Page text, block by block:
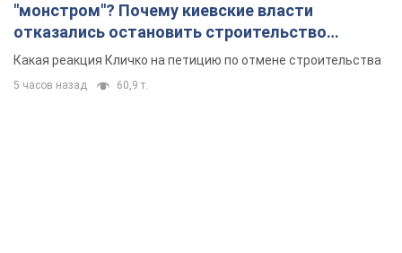
"монстром"? Почему киевские власти
отказались остановить строительство
небоскреба "московского верующего"
Какая реакция Кличко на петицию по отмене строительства
5 часов назад 60,9 т.